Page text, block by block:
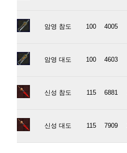
암영 참도 100 4005
암영 대도 100 4603
신성 참도 115 6881
신성 대도 115 7909